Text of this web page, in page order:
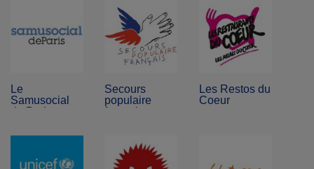
Le
Samusocial
de Paris
Secours
populaire
français
Les Restos du
Coeur